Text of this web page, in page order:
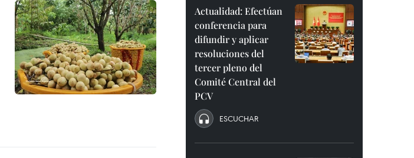
Actualidad: Efectúan
conferencia para
difundir y aplicar
resoluciones del
tercer pleno del
Comité Central del
PCV
ESCUCHAR